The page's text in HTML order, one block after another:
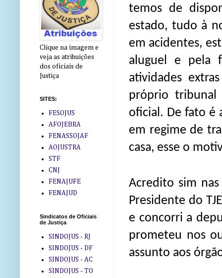
temos de
estado, tudo à
em acidentes,
aluguel e pela
atividades
próprio tribunal
oficial. De fato é
em regime de
casa, esse o
Acredito sim
Presidente do
e concorri a
prometeu nos
assunto aos
Clique na imagem e
veja as atribuições
dos oficiais de
Justiça
SITES:
FESOJUS
AFOJEBRA
FENASSOJAF
AOJUSTRA
STF
CNJ
FENAJUFE
FENAJUD
Sindicatos de Oficiais
de Justiça
SINDOJUS - RJ
SINDOJUS - DF
SINDOJUS - AC
SINDOJUS - TO